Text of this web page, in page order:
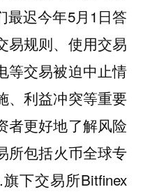
最迟今年5月1日答
易规则、使用交易
等交易被迫中止情
、利益冲突等重要
者更好地了解风险
所包括火币全球专
下交易所Bitfinex